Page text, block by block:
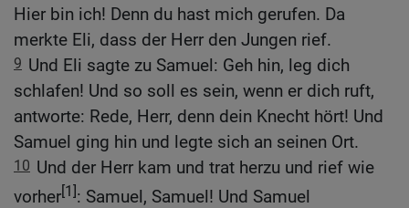
Hier bin ich! Denn du hast mich gerufen. Da
merkte Eli, dass der Herr den Jungen rief.
9 Und Eli sagte zu Samuel: Geh hin, leg dich
schlafen! Und so soll es sein, wenn er dich ruft,
antworte: Rede, Herr, denn dein Knecht hört! Und
Samuel ging hin und legte sich an seinen Ort.
10 Und der Herr kam und trat herzu und rief wie
vorher[1]: Samuel, Samuel! Und Samuel